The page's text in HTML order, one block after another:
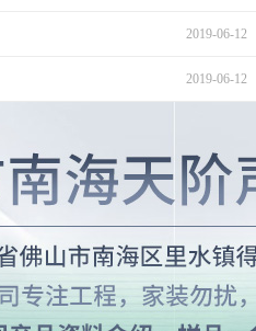
2019-06-12
2019-06-12